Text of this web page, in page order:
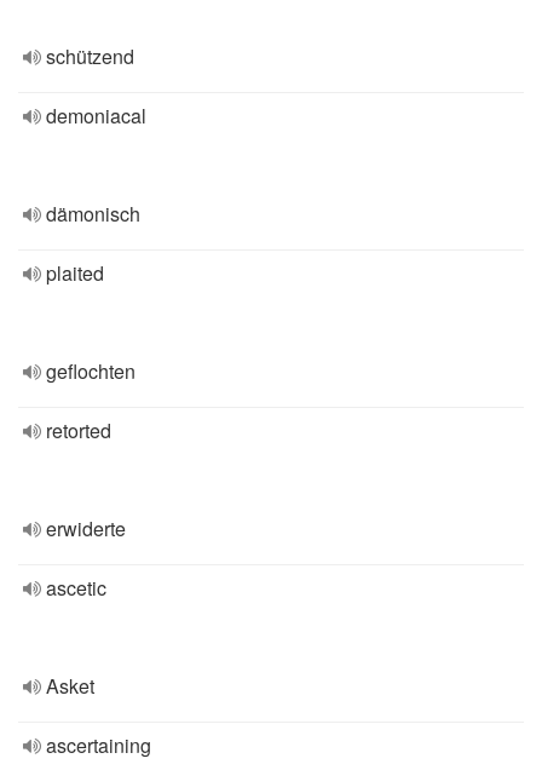
schützend
demoniacal
dämonisch
plaited
geflochten
retorted
erwiderte
ascetic
Asket
ascertaining